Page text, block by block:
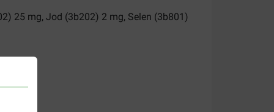
25 mg, Jod (3b202) 2 mg, Selen (3b801)